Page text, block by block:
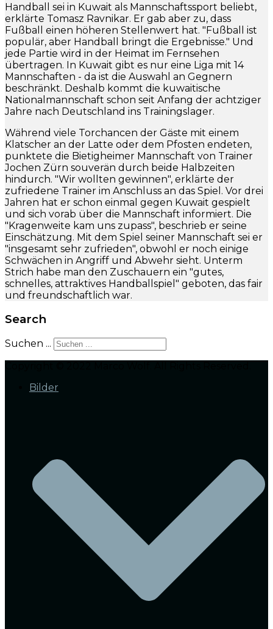
Handball sei in Kuwait als Mannschaftssport beliebt,
erklärte Tomasz Ravnikar. Er gab aber zu, dass
Fußball einen höheren Stellenwert hat. "Fußball ist
populär, aber Handball bringt die Ergebnisse." Und
jede Partie wird in der Heimat im Fernsehen
übertragen. In Kuwait gibt es nur eine Liga mit 14
Mannschaften - da ist die Auswahl an Gegnern
beschränkt. Deshalb kommt die kuwaitische
Nationalmannschaft schon seit Anfang der achtziger
Jahre nach Deutschland ins Trainingslager.
Während viele Torchancen der Gäste mit einem
Klatscher an der Latte oder dem Pfosten endeten,
punktete die Bietigheimer Mannschaft von Trainer
Jochen Zürn souverän durch beide Halbzeiten
hindurch. "Wir wollten gewinnen", erklärte der
zufriedene Trainer im Anschluss an das Spiel. Vor drei
Jahren hat er schon einmal gegen Kuwait gespielt
und sich vorab über die Mannschaft informiert. Die
"Kragenweite kam uns zupass", beschrieb er seine
Einschätzung. Mit dem Spiel seiner Mannschaft sei er
"insgesamt sehr zufrieden", obwohl er noch einige
Schwächen in Angriff und Abwehr sieht. Unterm
Strich habe man den Zuschauern ein "gutes,
schnelles, attraktives Handballspiel" geboten, das fair
und freundschaftlich war.
Search
Suchen ...
Bilder